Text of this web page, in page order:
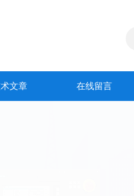
文章 在线留言